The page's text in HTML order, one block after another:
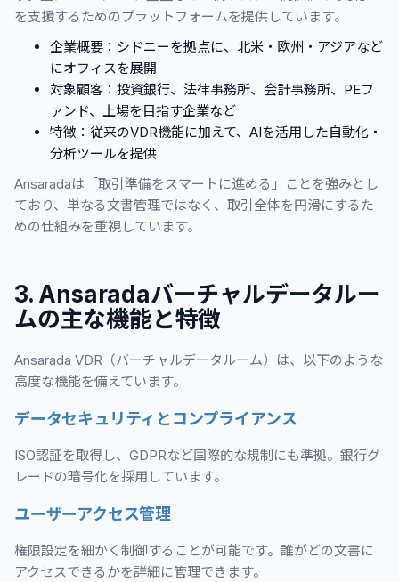
を支援するためのプラットフォームを提供しています。
企業概要：シドニーを拠点に、北米・欧州・アジアなど
にオフィスを展開
対象顧客：投資銀行、法律事務所、会計事務所、PEフ
ァンド、上場を目指す企業など
特徴：従来のVDR機能に加えて、AIを活用した自動化・
分析ツールを提供
Ansaradaは「取引準備をスマートに進める」ことを強みとし
ており、単なる文書管理ではなく、取引全体を円滑にするた
めの仕組みを重視しています。
3. Ansaradaバーチャルデータルー
ムの主な機能と特徴
Ansarada VDR（バーチャルデータルーム）は、以下のような
高度な機能を備えています。
データセキュリティとコンプライアンス
ISO認証を取得し、GDPRなど国際的な規制にも準拠。銀行グ
レードの暗号化を採用しています。
ユーザーアクセス管理
権限設定を細かく制御することが可能です。誰がどの文書に
アクセスできるかを詳細に管理できます。